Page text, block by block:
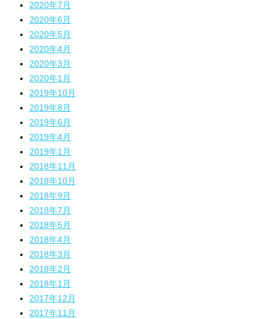
2020年7月
2020年6月
2020年5月
2020年4月
2020年3月
2020年1月
2019年10月
2019年8月
2019年6月
2019年4月
2019年1月
2018年11月
2018年10月
2018年9月
2018年7月
2018年5月
2018年4月
2018年3月
2018年2月
2018年1月
2017年12月
2017年11月